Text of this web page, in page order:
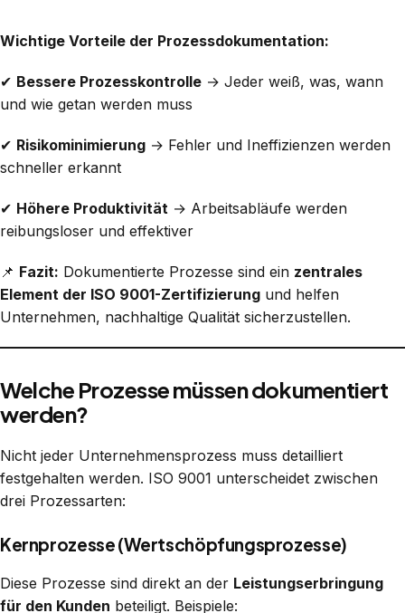
Wichtige Vorteile der Prozessdokumentation:
✔ Bessere Prozesskontrolle → Jeder weiß, was, wann
und wie getan werden muss
✔ Risikominimierung → Fehler und Ineffizienzen werden
schneller erkannt
✔ Höhere Produktivität → Arbeitsabläufe werden
reibungsloser und effektiver
📌 Fazit: Dokumentierte Prozesse sind ein zentrales
Element der ISO 9001-Zertifizierung und helfen
Unternehmen, nachhaltige Qualität sicherzustellen.
Welche Prozesse müssen dokumentiert
werden?
Nicht jeder Unternehmensprozess muss detailliert
festgehalten werden. ISO 9001 unterscheidet zwischen
drei Prozessarten:
Kernprozesse (Wertschöpfungsprozesse)
Diese Prozesse sind direkt an der Leistungserbringung
für den Kunden beteiligt. Beispiele: